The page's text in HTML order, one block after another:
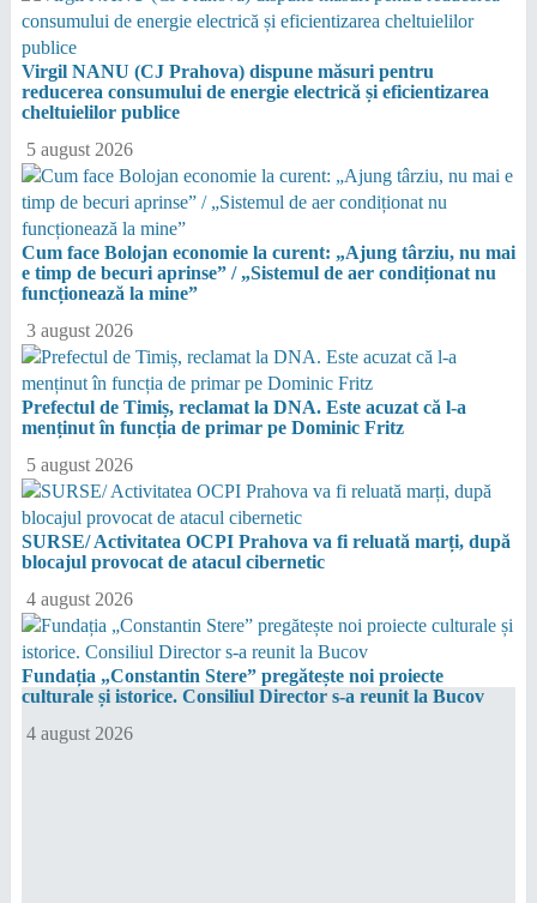
Virgil NANU (CJ Prahova) dispune măsuri pentru
reducerea consumului de energie electrică și eficientizarea
cheltuielilor publice
5 august 2026
Cum face Bolojan economie la curent: „Ajung târziu, nu mai
e timp de becuri aprinse” / „Sistemul de aer condiționat nu
funcționează la mine”
3 august 2026
Prefectul de Timiș, reclamat la DNA. Este acuzat că l-a
menținut în funcția de primar pe Dominic Fritz
5 august 2026
SURSE/ Activitatea OCPI Prahova va fi reluată marți, după
blocajul provocat de atacul cibernetic
4 august 2026
Fundația „Constantin Stere” pregătește noi proiecte
culturale și istorice. Consiliul Director s-a reunit la Bucov
4 august 2026